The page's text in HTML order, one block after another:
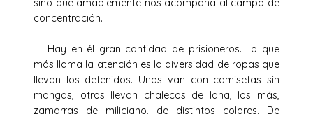
concentración.
Hay en él gran cantidad de prisioneros. Lo que
más llama la atención es la diversidad de ropas que
llevan los detenidos. Unos van con camisetas sin
mangas, otros llevan chalecos de lana, los más,
zamarras de miliciano, de distintos colores. De